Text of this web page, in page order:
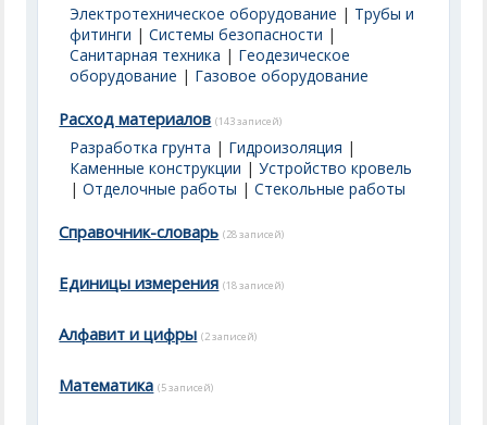
Электротехническое оборудование | Трубы и
фитинги |Системы безопасности |
Санитарная техника | Геодезическое
оборудование | Газовое оборудование
Расход материалов (143 записей)
Разработка грунта | Гидроизоляция |
Каменные конструкции |Устройство кровель
|Отделочные работы |Стекольные работы
Справочник-словарь (28 записей)
Единицы измерения (18 записей)
Алфавит и цифры (2 записей)
Математика (5 записей)